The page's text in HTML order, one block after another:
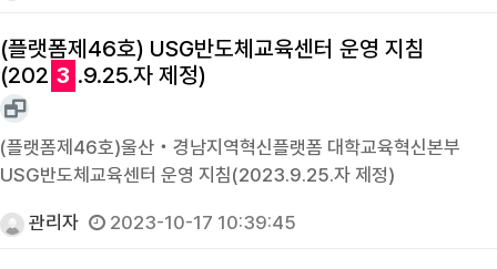
(플랫폼제46호) USG반도체교육센터 운영 지침
(202 3 .9.25.자 제정)
(플랫폼제46호)울산‧경남지역혁신플랫폼 대학교육혁신본부
USG반도체교육센터 운영 지침(2023.9.25.자 제정)
관리자 2023-10-17 10:39:45